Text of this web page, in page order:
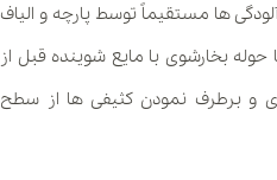
ها مستقیماً توسط پارچه و الیاف
بخارشوی با مایع شوینده قبل از
و برطرف نمودن کثیفی ها از سطح